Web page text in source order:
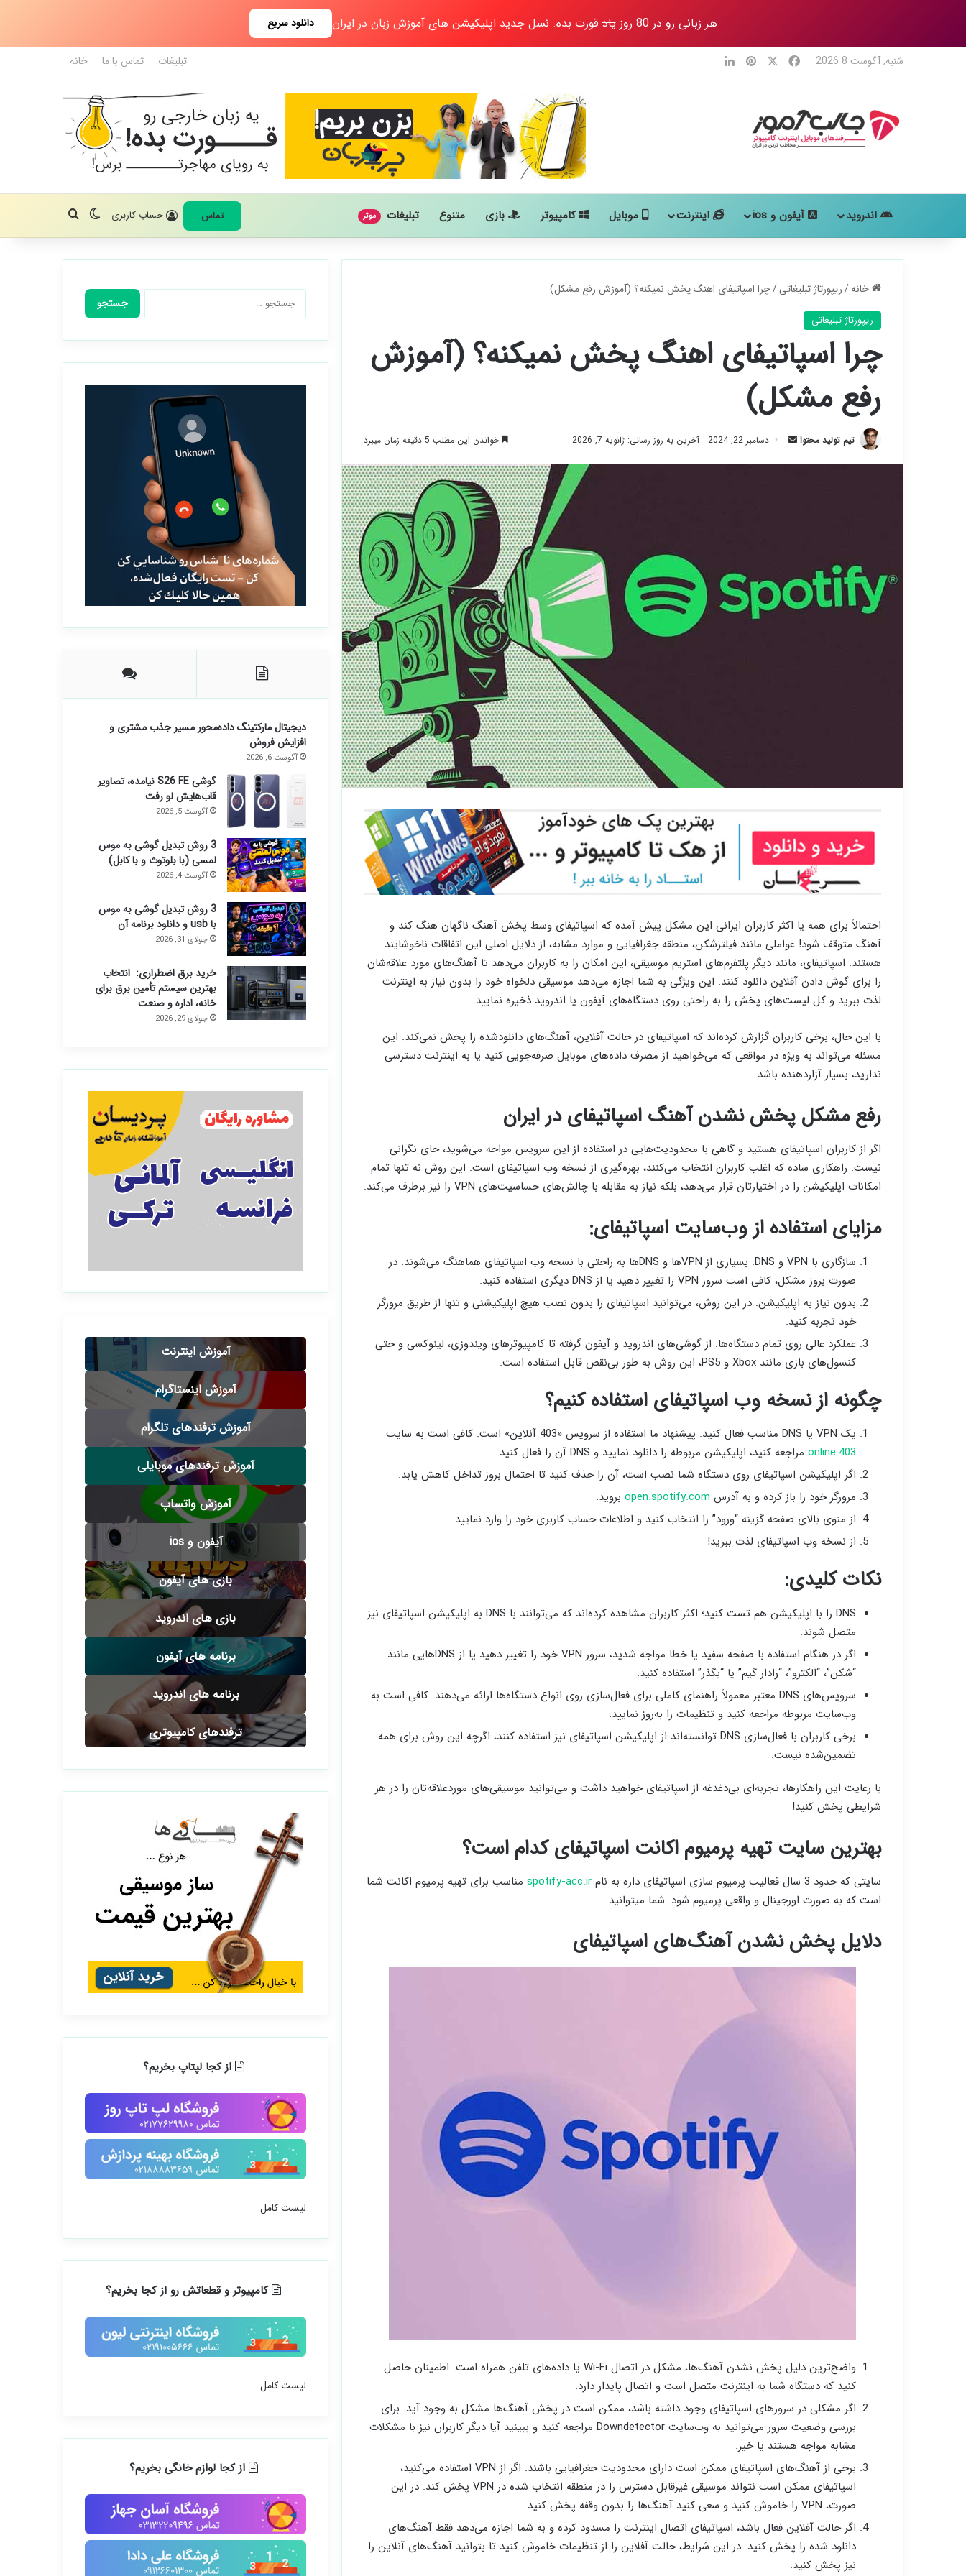
هر زبانی رو در 80 روز یادقورت بده. نسل جدید اپلیکیشن های آموزش زبان در ایران دانلود سریع
شنبه, آگوست 8 2026 فیس بوک‫پین‌ترست
لینکدین تبلیغات تماس با ما خانه
اندروید آیفون و ios اینترنت موبایل کامپیوتر بازی متنوع تبلیغات موثر تماس حساب کاربری تغییر پوسته
جستجو برای
خانه/ریپورتاژ تبلیغاتی/چرا اسپاتیفای اهنگ پخش نمیکنه؟ (آموزش رفع مشکل)
ریپورتاژ تبلیغاتی
چرا اسپاتیفای اهنگ پخش نمیکنه؟ (آموزش
رفع مشکل)
تیم تولید محتوا
ارسال دسامبر 22, 2024 آخرین به روز رسانی: ژانویه 7, 2026 خواندن این مطلب 5 دقیقه زمان میبرد
احتمالاً برای همه یا اکثر کاربران ایرانی این مشکل پیش آمده که اسپاتیفای وسط پخش آهنگ ناگهان هنگ کند و
آهنگ متوقف شود! عواملی مانند فیلترشکن، منطقه جغرافیایی و موارد مشابه، از دلایل اصلی این اتفاقات ناخوشایند
هستند. اسپاتیفای، مانند دیگر پلتفرم‌های استریم موسیقی، این امکان را به کاربران می‌دهد تا آهنگ‌های مورد علاقه‌شان
را برای گوش دادن آفلاین دانلود کنند. این ویژگی به شما اجازه می‌دهد موسیقی دلخواه خود را بدون نیاز به اینترنت
لذت ببرید و کل لیست‌های پخش را به راحتی روی دستگاه‌های آیفون یا اندروید ذخیره نمایید.
با این حال، برخی کاربران گزارش کرده‌اند که اسپاتیفای در حالت آفلاین، آهنگ‌های دانلودشده را پخش نمی‌کند. این
مسئله می‌تواند به ویژه در مواقعی که می‌خواهید از مصرف داده‌های موبایل صرفه‌جویی کنید یا به اینترنت دسترسی
ندارید، بسیار آزاردهنده باشد.
رفع مشکل پخش نشدن آهنگ اسپاتیفای در ایران
اگر از کاربران اسپاتیفای هستید و گاهی با محدودیت‌هایی در استفاده از این سرویس مواجه می‌شوید، جای نگرانی
نیست. راهکاری ساده که اغلب کاربران انتخاب می‌کنند، بهره‌گیری از نسخه وب اسپاتیفای است. این روش نه تنها تمام
امکانات اپلیکیشن را در اختیارتان قرار می‌دهد، بلکه نیاز به مقابله با چالش‌های حساسیت‌های VPN را نیز برطرف می‌کند.
مزایای استفاده از وب‌سایت اسپاتیفای:
سازگاری با VPN و DNS: بسیاری از VPNها و DNSها به راحتی با نسخه وب اسپاتیفای هماهنگ می‌شوند. در
صورت بروز مشکل، کافی است سرور VPN را تغییر دهید یا از DNS دیگری استفاده کنید.
بدون نیاز به اپلیکیشن: در این روش، می‌توانید اسپاتیفای را بدون نصب هیچ اپلیکیشنی و تنها از طریق مرورگر
خود تجربه کنید.
عملکرد عالی روی تمام دستگاه‌ها: از گوشی‌های اندروید و آیفون گرفته تا کامپیوترهای ویندوزی، لینوکسی و حتی
کنسول‌های بازی مانند Xbox و PS5، این روش به طور بی‌نقص قابل استفاده است.
چگونه از نسخه وب اسپاتیفای استفاده کنیم؟
یک VPN یا DNS مناسب فعال کنید. پیشنهاد ما استفاده از سرویس «403 آنلاین» است. کافی است به سایت
403.online
مراجعه کنید، اپلیکیشن مربوطه را دانلود نمایید و DNS آن را فعال کنید.
اگر اپلیکیشن اسپاتیفای روی دستگاه شما نصب است، آن را حذف کنید تا احتمال بروز تداخل کاهش یابد.
مرورگر خود را باز کرده و به آدرس open.spotify.com بروید.
از منوی بالای صفحه گزینه “ورود” را انتخاب کنید و اطلاعات حساب کاربری خود را وارد نمایید.
از نسخه وب اسپاتیفای لذت ببرید!
نکات کلیدی:
DNS را با اپلیکیشن هم تست کنید؛ اکثر کاربران مشاهده کرده‌اند که می‌توانند با DNS به اپلیکیشن اسپاتیفای نیز
متصل شوند.
اگر در هنگام استفاده با صفحه سفید یا خطا مواجه شدید، سرور VPN خود را تغییر دهید یا از DNSهایی مانند
“شکن”، “الکترو”، “رادار گیم” یا “بگذر” استفاده کنید.
سرویس‌های DNS معتبر معمولاً راهنمای کاملی برای فعال‌سازی روی انواع دستگاه‌ها ارائه می‌دهند. کافی است به
وب‌سایت مربوطه مراجعه کنید و تنظیمات را به‌روز نمایید.
برخی کاربران با فعال‌سازی DNS توانسته‌اند از اپلیکیشن اسپاتیفای نیز استفاده کنند، اگرچه این روش برای همه
تضمین‌شده نیست.
با رعایت این راهکارها، تجربه‌ای بی‌دغدغه از اسپاتیفای خواهید داشت و می‌توانید موسیقی‌های موردعلاقه‌تان را در هر
شرایطی پخش کنید!
بهترین سایت تهیه پرمیوم اکانت اسپاتیفای کدام است؟
سایتی که حدود 3 سال فعالیت پرمیوم سازی اسپاتیفای داره به نام spotify-acc.ir مناسب برای تهیه پرمیوم اکانت شما
است که به صورت اورجینال و واقعی پرمیوم شود. شما میتوانید
دلایل پخش نشدن آهنگ‌های اسپاتیفای
واضح‌ترین دلیل پخش نشدن آهنگ‌ها، مشکل در اتصال Wi-Fi یا داده‌های تلفن همراه است. اطمینان حاصل
کنید که دستگاه شما به اینترنت متصل است و اتصال پایدار دارد.
اگر مشکلی در سرورهای اسپاتیفای وجود داشته باشد، ممکن است در پخش آهنگ‌ها مشکل به وجود آید. برای
بررسی وضعیت سرور می‌توانید به وب‌سایت Downdetector مراجعه کنید و ببینید آیا دیگر کاربران نیز با مشکلات
مشابه مواجه هستند یا خیر.
برخی از آهنگ‌های اسپاتیفای ممکن است دارای محدودیت جغرافیایی باشند. اگر از VPN استفاده می‌کنید،
اسپاتیفای ممکن است نتواند موسیقی غیرقابل دسترس را در منطقه انتخاب شده در VPN پخش کند. در این
صورت، VPN را خاموش کنید و سعی کنید آهنگ‌ها را بدون وقفه پخش کنید.
اگر حالت آفلاین فعال باشد، اسپاتیفای اتصال اینترنت را مسدود کرده و به شما اجازه می‌دهد فقط آهنگ‌های
دانلود شده را پخش کنید. در این شرایط، حالت آفلاین را از تنظیمات خاموش کنید تا بتوانید آهنگ‌های آنلاین را
نیز پخش کنید.
جستجو
برای:
دیجیتال مارکتینگ داده‌محور مسیر جذب مشتری و
افزایش فروش
آگوست 6, 2026
گوشی S26 FE نیامده، تصاویر
قاب‌هایش لو رفت
آگوست 5, 2026
3 روش تبدیل گوشی به موس
لمسی (با بلوتوث و با کابل)
آگوست 4, 2026
3 روش تبدیل گوشی به موس
با usb و دانلود برنامه آن
جولای 31, 2026
خرید برق اضطراری: انتخاب
بهترین سیستم تأمین برق برای
خانه، اداره و صنعت
جولای 29, 2026
آموزش اینترنت
آموزش اینستاگرام
آموزش ترفندهای تلگرام
آموزش ترفندهای موبایلی
آموزش واتساپ
آیفون و ios
بازی های آیفون
بازی های اندروید
برنامه های آیفون
برنامه های اندروید
ترفندهای کامپیوتری
از کجا لپتاپ بخریم؟
لیست کامل
کامپیوتر و قطعاتش رو از کجا بخریم؟
لیست کامل
از کجا لوازم خانگی بخریم؟